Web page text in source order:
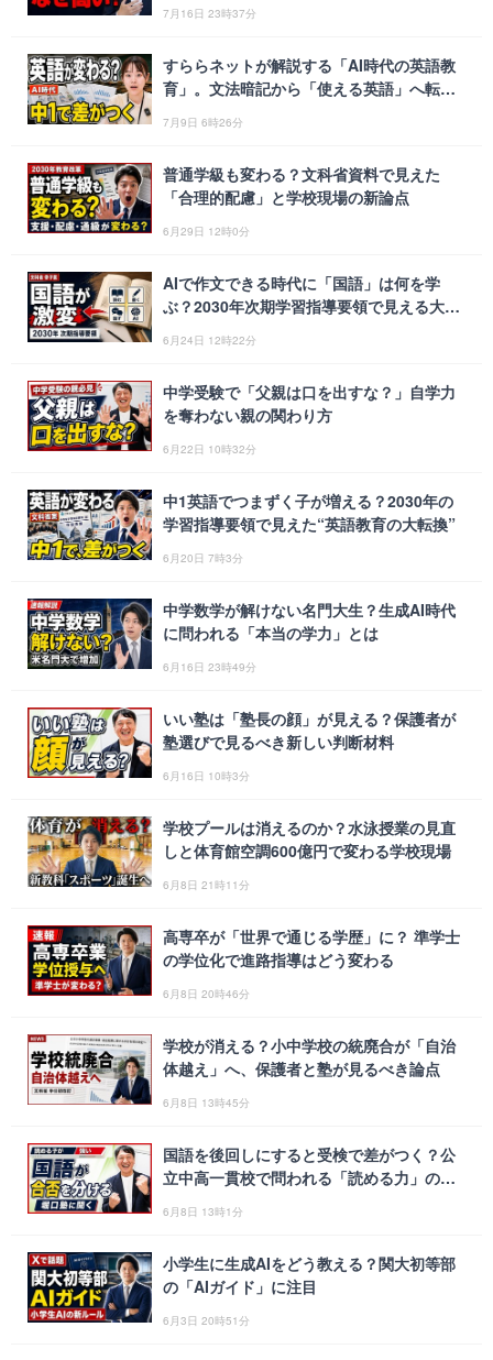
7月16日 23時37分
すららネットが解説する「AI時代の英語教
育」。文法暗記から「使える英語」へ転換
7月9日 6時26分
普通学級も変わる？文科省資料で見えた
「合理的配慮」と学校現場の新論点
6月29日 12時0分
AIで作文できる時代に「国語」は何を学
ぶ？2030年次期学習指導要領で見える大転
6月24日 12時22分
中学受験で「父親は口を出すな？」自学力
を奪わない親の関わり方
6月22日 10時32分
中1英語でつまずく子が増える？2030年の
学習指導要領で見えた“英語教育の大転換”
6月20日 7時3分
中学数学が解けない名門大生？生成AI時代
に問われる「本当の学力」とは
6月16日 23時49分
いい塾は「塾長の顔」が見える？保護者が
塾選びで見るべき新しい判断材料
6月16日 10時3分
学校プールは消えるのか？水泳授業の見直
しと体育館空調600億円で変わる学校現場
6月8日 21時11分
高専卒が「世界で通じる学歴」に？ 準学士
の学位化で進路指導はどう変わる
6月8日 20時46分
学校が消える？小中学校の統廃合が「自治
体越え」へ、保護者と塾が見るべき論点
6月8日 13時45分
国語を後回しにすると受検で差がつく？公
立中高一貫校で問われる「読める力」の現
6月8日 13時1分
小学生に生成AIをどう教える？関大初等部
の「AIガイド」に注目
6月3日 20時51分